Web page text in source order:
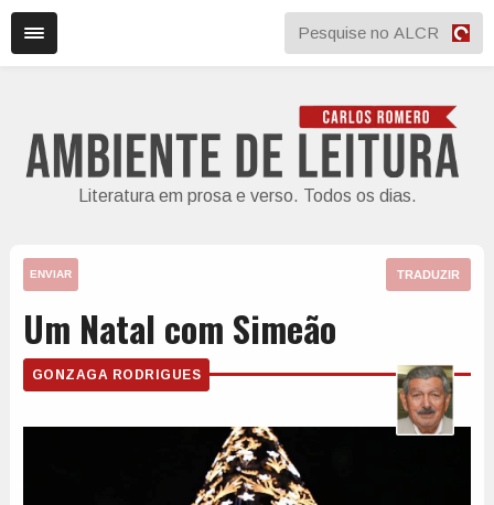
Literatura em prosa e verso. Todos os dias.
ENVIAR TRADUZIR
Um Natal com Simeão
GONZAGA RODRIGUES